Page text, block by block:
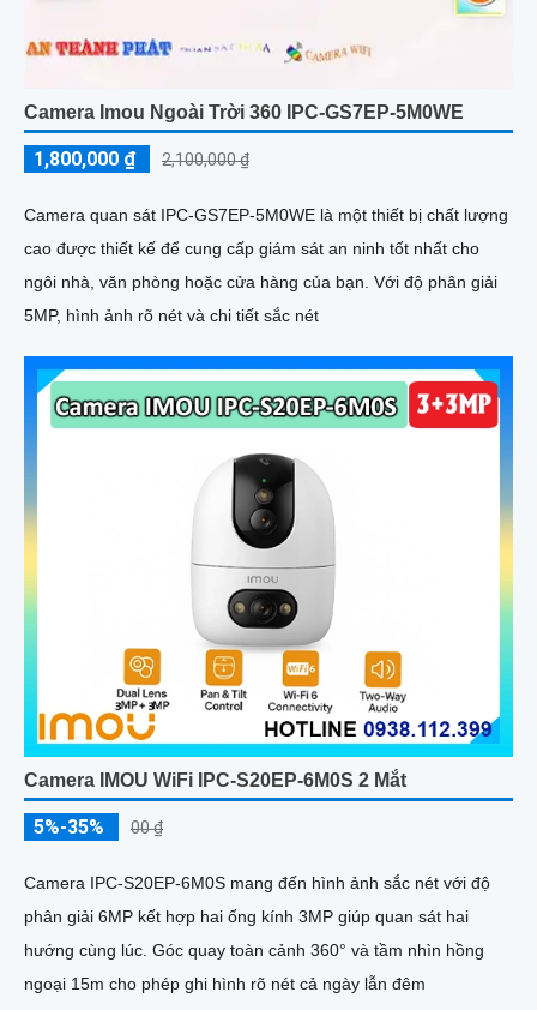
Camera Imou Ngoài Trời 360 IPC-GS7EP-5M0WE
1,800,000 ₫ 2,100,000 ₫
Camera quan sát IPC-GS7EP-5M0WE là một thiết bị chất lượng
cao được thiết kế để cung cấp giám sát an ninh tốt nhất cho
ngôi nhà, văn phòng hoặc cửa hàng của bạn. Với độ phân giải
5MP, hình ảnh rõ nét và chi tiết sắc nét
Camera IMOU WiFi IPC-S20EP-6M0S 2 Mắt
5%-35% 00 ₫
Camera IPC-S20EP-6M0S mang đến hình ảnh sắc nét với độ
phân giải 6MP kết hợp hai ống kính 3MP giúp quan sát hai
hướng cùng lúc. Góc quay toàn cảnh 360° và tầm nhìn hồng
ngoại 15m cho phép ghi hình rõ nét cả ngày lẫn đêm